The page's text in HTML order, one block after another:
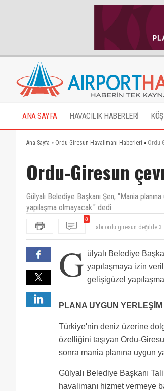
ANA SAYFA HAVACILIK HABERLERİ
Ana Sayfa » Ordu-Giresun Havalimanı Haberleri » Ordu-
Ordu-Giresun
Gülyalı Belediye Başkanı Şen, "Mania
yapılaşma olmayacak." dedi.
8
Jöle akıllı ol biraz daha
Arkadaşlar taksirutlar,
Valla Talip kardeş
Örnek belediye tebrik
G ülyalı Belediye
yapılaşmaya izin
gelişigüzel
PLANA UYGUN YERLEŞİM
Türkiye'nin deniz üzerine
özelliğini taşıyan Ordu-
sonra mania planına uygun
Gülyalı Belediye Başkanı
havalimanı hizmet vermeye